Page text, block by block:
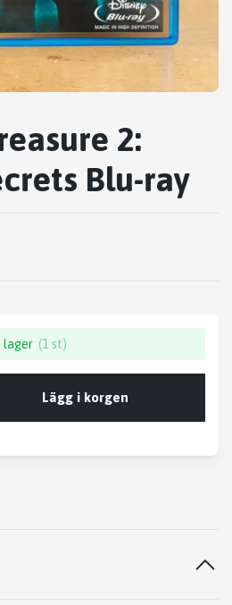
2:
Blu-ray
lager (1 st)
Lägg i korgen